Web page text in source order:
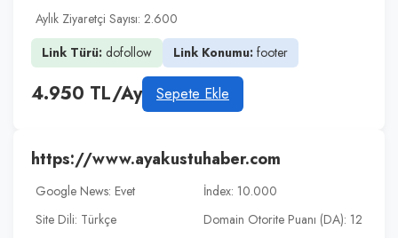
Aylık Ziyaretçi Sayısı: 2.600
Link Türü: dofollow Link Konumu: footer
4.950 TL/Ay Sepete Ekle
https://www.ayakustuhaber.com
Google News: Evet
İndex: 10.000
Site Dili: Türkçe
Domain Otorite Puanı (DA): 12